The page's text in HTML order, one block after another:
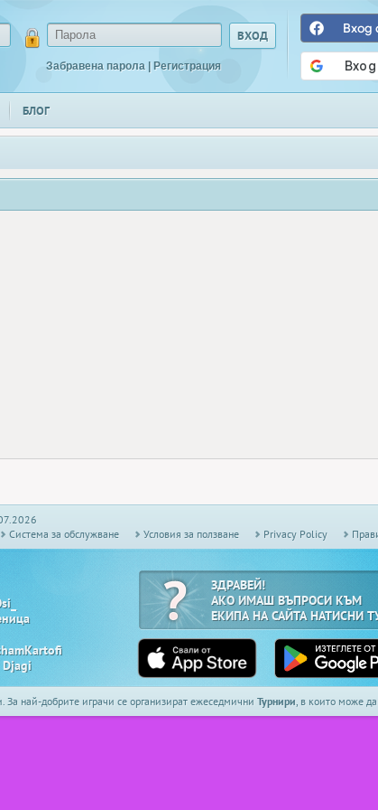
Забравена парола | Регистрация
Вход
БЛОГ
Системa за обслужване Условия за ползване Privacy Policy
Djagi
ЗДРАВЕЙ!
АКО ИМАШ ВЪПРОСИ КЪМ
ЕКИПА НА САЙТА НАТИСНИ
За най-добрите играчи се организират ежеседмични Турнири, в които може